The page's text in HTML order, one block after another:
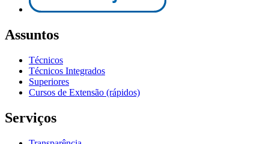
Assuntos
Técnicos
Técnicos Integrados
Superiores
Cursos de Extensão (rápidos)
Serviços